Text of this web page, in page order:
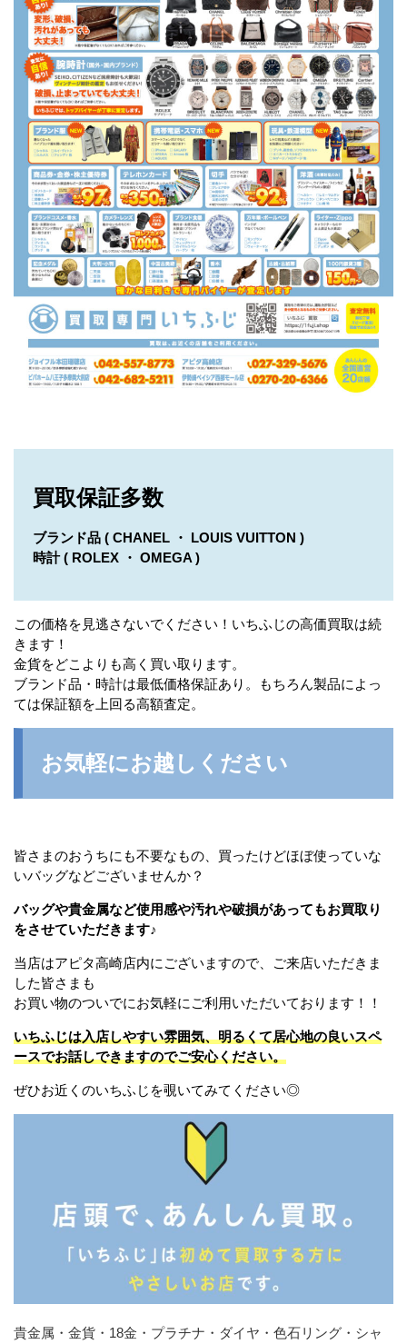
買取保証多数
ブランド品 ( CHANEL ・ LOUIS VUITTON )
時計 ( ROLEX ・ OMEGA )
この価格を見逃さないでください！いちふじの高価買取は続
きます！
金貨をどこよりも高く買い取ります。
ブランド品・時計は最低価格保証あり。もちろん製品によっ
ては保証額を上回る高額査定。
お気軽にお越しください
皆さまのおうちにも不要なもの、買ったけどほぼ使っていな
いバッグなどございませんか？
バッグや貴金属など使用感や汚れや破損があってもお買取り
をさせていただきます♪
当店はアピタ高崎店内にございますので、ご来店いただきま
した皆さまも
お買い物のついでにお気軽にご利用いただいております！！
いちふじは入店しやすい雰囲気、明るくて居心地の良いスペ
ースでお話しできますのでご安心ください。
ぜひお近くのいちふじを覗いてみてください◎
貴金属・金貨・18金・プラチナ・ダイヤ・色石リング・シャ